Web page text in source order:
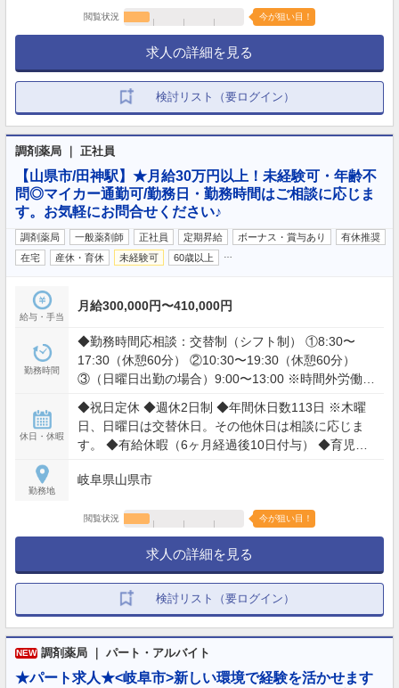
閲覧状況 今が狙い目！
求人の詳細を見る
検討リスト（要ログイン）
調剤薬局 ｜ 正社員
【山県市/田神駅】★月給30万円以上！未経験可・年齢不
問◎マイカー通勤可/勤務日・勤務時間はご相談に応じま
す。お気軽にお問合せください♪
調剤薬局 一般薬剤師 正社員 定期昇給 ボーナス・賞与あり
有休推奨
在宅
産休・育休 未経験可 60歳以上
給与・手当
月給300,000円〜410,000円
勤務時間
◆勤務時間応相談：交替制（シフト制） ①8:30〜
17:30（休憩60分） ②10:30〜19:30（休憩60分）
③（日曜日出勤の場合）9:00〜13:00 ※時間外労働：
休日・休暇
◆祝日定休 ◆週休2日制 ◆年間休日数113日 ※木曜
日、日曜日は交替休日。その他休日は相談に応じま
す。 ◆有給休暇（6ヶ月経過後10日付与） ◆育児休
勤務地
岐阜県山県市
閲覧状況 今が狙い目！
求人の詳細を見る
検討リスト（要ログイン）
NEW 調剤薬局 ｜ パート・アルバイト
★パート求人★<岐阜市>新しい環境で経験を活かせます